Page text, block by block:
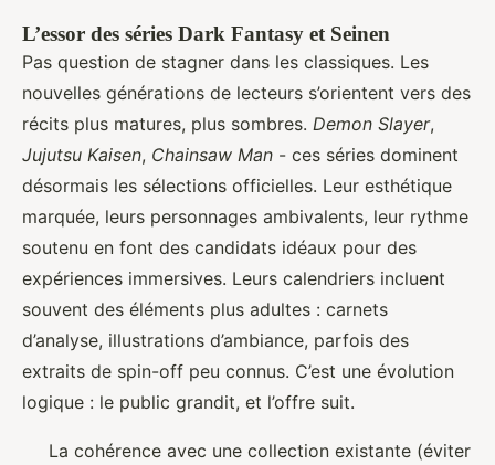
L’essor des séries Dark Fantasy et Seinen
Pas question de stagner dans les classiques. Les
nouvelles générations de lecteurs s’orientent vers des
récits plus matures, plus sombres. Demon Slayer,
Jujutsu Kaisen, Chainsaw Man - ces séries dominent
désormais les sélections officielles. Leur esthétique
marquée, leurs personnages ambivalents, leur rythme
soutenu en font des candidats idéaux pour des
expériences immersives. Leurs calendriers incluent
souvent des éléments plus adultes : carnets
d’analyse, illustrations d’ambiance, parfois des
extraits de spin-off peu connus. C’est une évolution
logique : le public grandit, et l’offre suit.
La cohérence avec une collection existante (éviter